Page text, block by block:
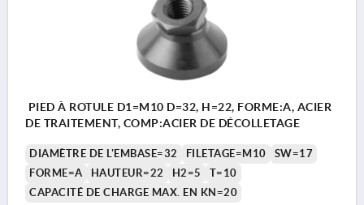
PIED À ROTULE D1=M10 D=32, H=22, FORME:A, ACIER
DE TRAITEMENT, COMP:ACIER DE DÉCOLLETAGE
DIAMÈTRE DE L'EMBASE=32 FILETAGE=M10
SW=17
FORME=A
HAUTEUR=22 H2=5
T=10
CAPACITÉ DE CHARGE MAX. EN KN=20